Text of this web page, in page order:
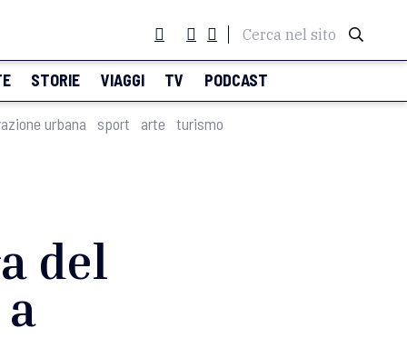
Cerca nel sito
STORIE VIAGGI TV PODCAST
urbana sport arte turismo
del